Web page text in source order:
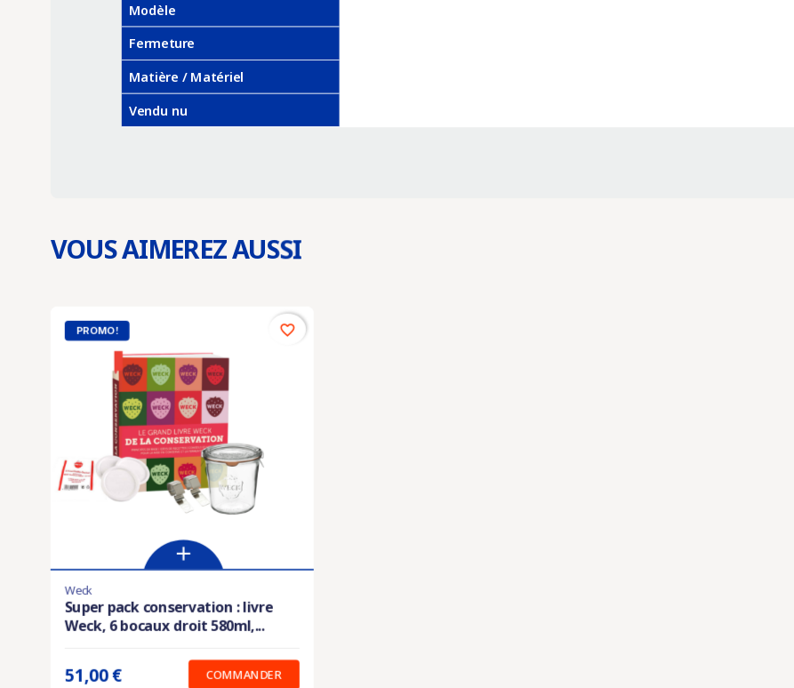
Modèle
Fermeture
Matière / Matériel
Vendu nu
VOUS AIMEREZ AUSSI
Derniers articles en stock
Prix unitaire :51.00 €
Weck
Super pack conservation : livre
Weck, 6 bocaux droit 580ml,...
51,00 € COMMANDER
PROMO ! favorite_border